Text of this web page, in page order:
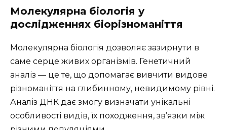
Молекулярна біологія у
дослідженнях біорізноманіття
Молекулярна біологія дозволяє зазирнути в
саме серце живих організмів. Генетичний
аналіз — це те, що допомагає вивчити видове
різноманіття на глибинному, невидимому рівні.
Аналіз ДНК дає змогу визначати унікальні
особливості видів, їх походження, зв’язки між